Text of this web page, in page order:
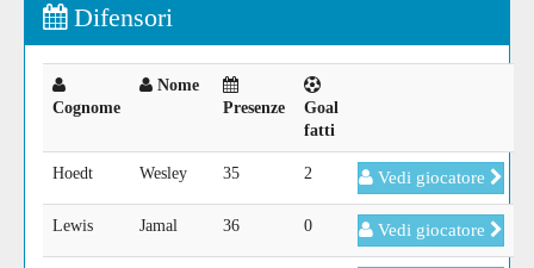
Difensori
Cognome
Nome
Presenze
Goal
fatti
Hoedt Wesley 35 2 Vedi giocatore
Lewis Jamal 36 0 Vedi giocatore